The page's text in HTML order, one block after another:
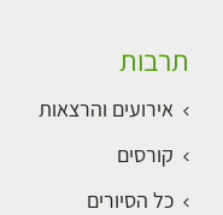
תרבות
אירועים והרצאות
קורסים
כל הסיורים